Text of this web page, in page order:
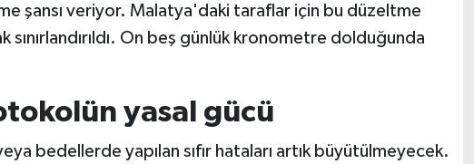
şansı veriyor. Malatya'daki taraflar için bu düzeltme
sınırlandırıldı. On beş günlük kronometre dolduğunda
yasal gücü
bedellerde yapılan sıfır hataları artık büyütülmeyecek.